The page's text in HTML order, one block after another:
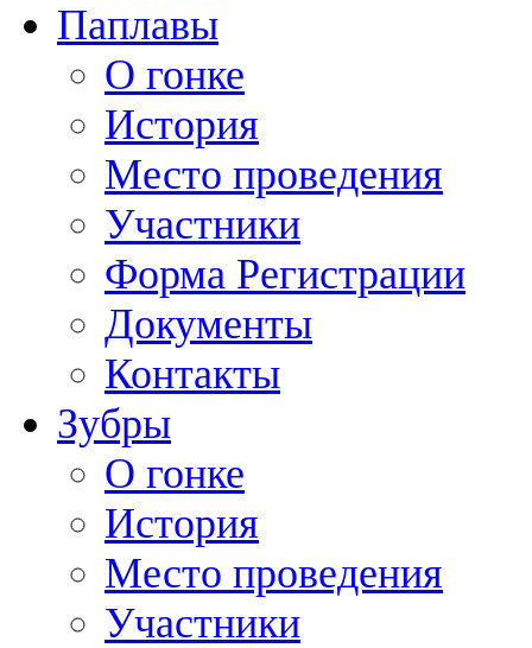
Паплавы
О гонке
История
Место проведения
Участники
Форма Регистрации
Документы
Контакты
Зубры
О гонке
История
Место проведения
Участники